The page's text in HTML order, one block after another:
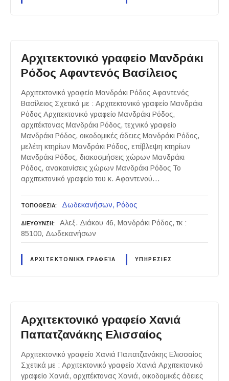
Αρχιτεκτονικό γραφείο Μανδράκι
Ρόδος Αφαντενός Βασίλειος
Αρχιτεκτονικό γραφείο Μανδράκι Ρόδος Αφαντενός
Βασίλειος Σχετικά με : Αρχιτεκτονικό γραφείο Μανδράκι
Ρόδος Αρχιτεκτονικό γραφείο Μανδράκι Ρόδος,
αρχιτέκτονας Μανδράκι Ρόδος, τεχνικό γραφείο
Μανδράκι Ρόδος, οικοδομικές άδειες Μανδράκι Ρόδος,
μελέτη κτηρίων Μανδράκι Ρόδος, επίβλεψη κτηρίων
Μανδράκι Ρόδος, διακοσμήσεις χώρων Μανδράκι
Ρόδος, ανακαινίσεις χώρων Μανδράκι Ρόδος Το
αρχιτεκτονικό γραφείο του κ. Αφαντενού…
ΤΟΠΟΘΕΣΙΑ Δωδεκανήσων Ρόδος
ΔΙΕΥΘΥΝΣΗ
Αλεξ. Διάκου 46, Μανδράκι Ρόδος, τκ :
85100, Δωδεκανήσων
ΑΡΧΙΤΕΚΤΟΝΙΚΆ ΓΡΑΦΕΊΑ ΥΠΗΡΕΣΙΕΣ
Αρχιτεκτονικό γραφείο Χανιά
Παπατζανάκης Ελισσαίος
Αρχιτεκτονικό γραφείο Χανιά Παπατζανάκης Ελισσαίος
Σχετικά με : Αρχιτεκτονικό γραφείο Χανιά Αρχιτεκτονικό
γραφείο Χανιά, αρχιτέκτονας Χανιά, οικοδομικές άδειες